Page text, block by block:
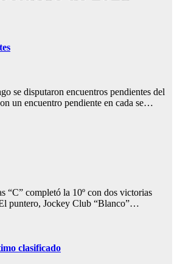
se disputaron encuentros pendientes del
un encuentro pendiente en cada se…
“C” completó la 10º con dos victorias
puntero, Jockey Club “Blanco”…
clasificado